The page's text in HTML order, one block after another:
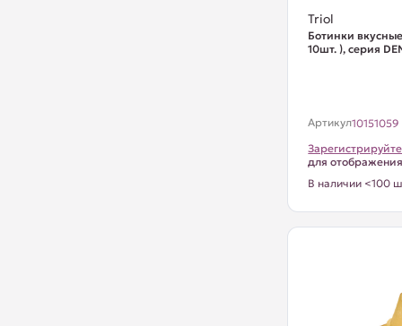
Triol
Ботинки
10шт. ), серия
Артикул10151059
для
В наличии <100